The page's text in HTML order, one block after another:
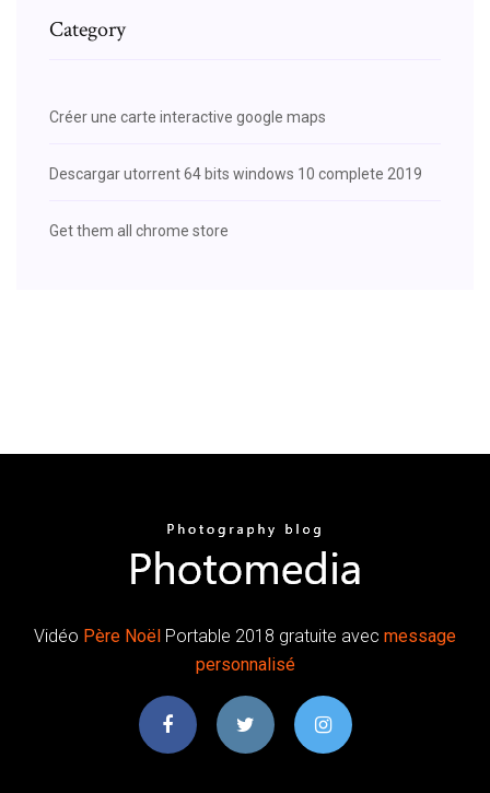
Category
Créer une carte interactive google maps
Descargar utorrent 64 bits windows 10 complete 2019
Get them all chrome store
Vidéo Père Noël Portable 2018 gratuite avec message
personnalisé